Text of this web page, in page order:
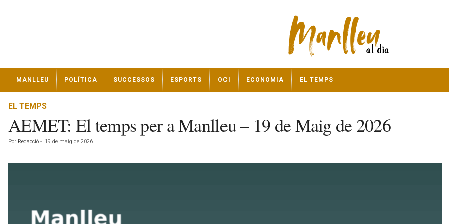
t
MANLLEU POLÍTICA SUCCESSOS ESPORTS OCI ECONOMIA EL TEMPS
EL TEMPS
AEMET: El temps per a Manlleu – 19 de Maig de 2026
Por Redacció - 19 de maig de 2026